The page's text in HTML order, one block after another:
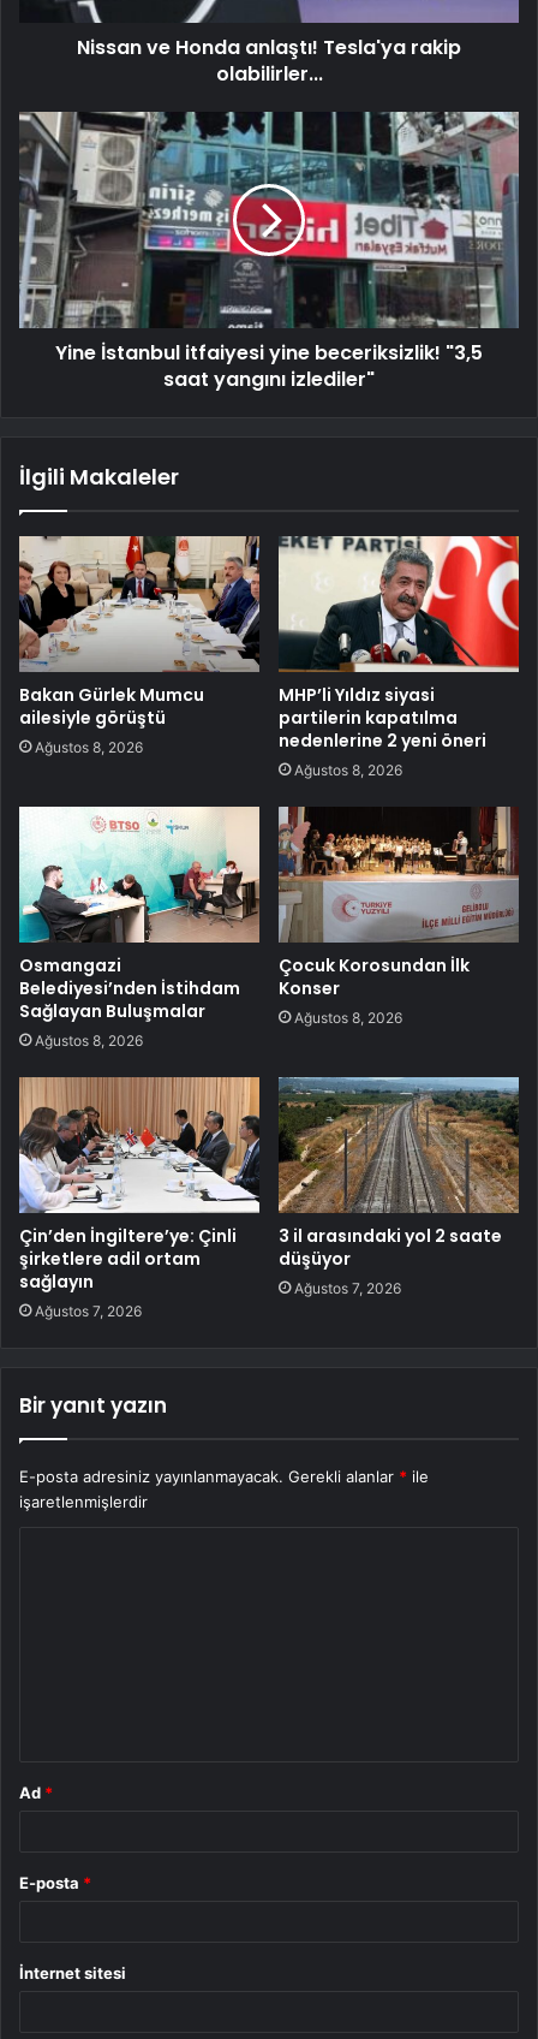
Nissan ve Honda anlaştı! Tesla'ya rakip
olabilirler...
Yine İstanbul itfaiyesi yine beceriksizlik! "3,5
saat yangını izlediler"
İlgili Makaleler
Bakan Gürlek Mumcu
ailesiyle görüştü
Ağustos 8, 2026
MHP’li Yıldız siyasi
partilerin kapatılma
nedenlerine 2 yeni öneri
Ağustos 8, 2026
Osmangazi
Belediyesi’nden İstihdam
Sağlayan Buluşmalar
Ağustos 8, 2026
Çocuk Korosundan İlk
Konser
Ağustos 8, 2026
Çin’den İngiltere’ye: Çinli
şirketlere adil ortam
sağlayın
Ağustos 7, 2026
3 il arasındaki yol 2 saate
düşüyor
Ağustos 7, 2026
Bir yanıt yazın
E-posta adresiniz yayınlanmayacak. Gerekli alanlar * ile
işaretlenmişlerdir
Ad *
E-posta *
İnternet sitesi